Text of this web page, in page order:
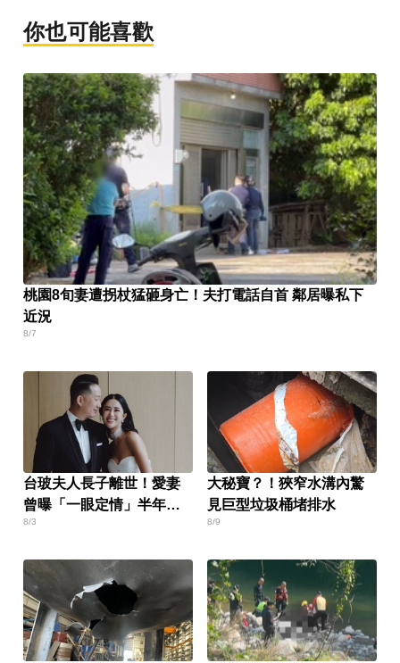
你也可能喜歡
桃園8旬妻遭拐杖猛砸身亡！夫打電話自首 鄰居曝私下
近況
8/7
台玻夫人長子離世！愛妻
曾曝「一眼定情」半年就
定終身
8/3
大秘寶？！狹窄水溝內驚
見巨型垃圾桶堵排水
8/9